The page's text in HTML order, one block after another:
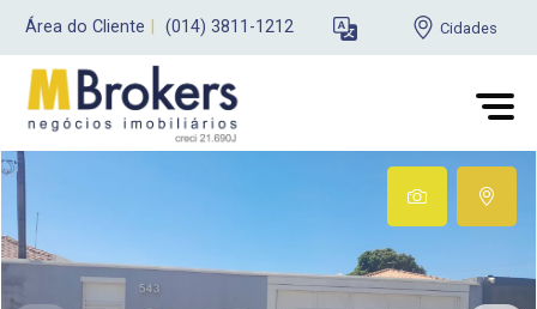
Área do Cliente (014) 3811-1212 Cidades